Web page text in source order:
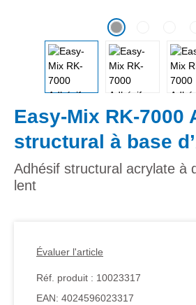
Easy-Mix RK-7000
structural à base
Adhésif structural acrylate à
lent
Évaluer l'article
Réf. produit : 10023317
EAN: 4024596023317